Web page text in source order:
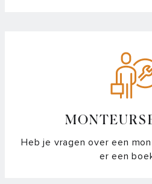
Wat is de tijdsnotatie van mijn
Wat zijn de blokjes in mijn
Heb je vragen over een
er een